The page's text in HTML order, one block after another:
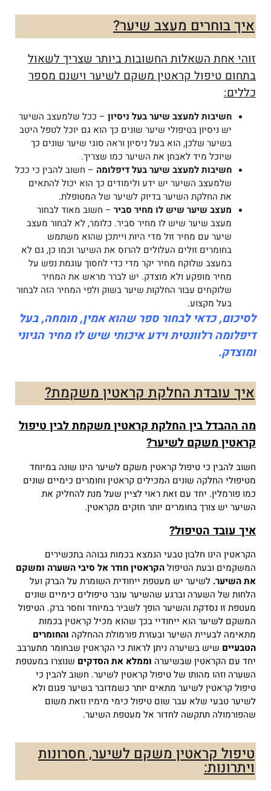
איך בוחרים מעצב שיער?
זוהי אחת השאלות החשובות ביותר שצריך לשאול
בתחום טיפול קראטין משקם לשיער וישנם מספר
כללים:
חשיבות למעצב שיער בעל ניסיון – ככל שלמעצב השיער
יש ניסיון בטיפולי שיער שונים כך הוא גם יוכל לטפל היטב
בשיער שלכן, הוא בעל ניסיון וראה סוגי שיער שונים כך
שיוכל מיד לאבחן את השיער כמו שצריך.
חשיבות למעצב שיער בעל דיפלומה – חשוב להבין כי ככל
שלמעצב השיער יש ידע ולימודים כך הוא יכול להתאים
את החלקת השיער בדיוק לשיער של המטופלת.
מעצב שיער שיש לו מחיר סביר – חשוב מאוד לבחור
מעצב שיער שיש לו מחיר סביר. כלומר, לא לבחור מעצב
שיער עם מחיר זול מדי היות וייתכן שהוא משתמש
בחומרים זולים העלולים להרוס את השיער וכמו כן, גם לא
במעצב שלוקח מחיר יקר מדי כדי לחסוך עוגמת נפש על
מחיר מופקע ולא מוצדק. יש לברר מראש את המחיר
שלוקחים עבור החלקות שיער בשוק ולפי המחיר הזה לבחור
בעל מקצוע.
לסיכום, כדאי לבחור ספר שהוא אמין, מומחה, בעל
דיפלומה רלוונטית וידע איכותי שיש לו מחיר הגיוני
ומוצדק.
איך עובדת החלקת קראטין משקמת?
מה ההבדל בין החלקת קראטין משקמת לבין טיפול
קראטין משקם לשיער?
חשוב להבין כי טיפול קראטין משקם לשיער הינו שונה במיוחד
מטיפולי החלקה שונים המכילים קראטין וחומרים כימיים שונים
כמו פורמלין. יחד עם זאת ראוי לציין שעל מנת להחליק את
השיער יש צורך בחומרים יותר חזקים מקראטין.
איך עובד הטיפול?
הקראטין הינו חלבון טבעי הנמצא בכמות גבוהה בתכשירים
המשקמים ובעת הטיפולהקראטין חודר אל סיבי השערה ומשקם
את השיער. לשיער יש מעטפת ייחודית השומרת על הברק ועל
הלחות של השערה וברגע שהשיער עובר טיפולים כימיים שונים
מעטפת זו נסדקת והשיער הופך לשביר במיוחד וחסר ברק. הטיפול
המשקם לשיער הוא ייחודיי בכך שהוא מכיל קראטין בכמות
מתאימה לבעיית השיער ובעזרת פורמולת ההחלקה והחומרים
הטבעיים שיש בשיערה ניתן לראות כי הקראטין שבחומר מתערבב
יחד עם הקראטין שבשיערה וממלא את הסדקים שנוצרו במעטפת
השערה וזהו מהותו של טיפול קראטין לשיער. חשוב להבין כי
טיפול קראטין לשיער מתאים יותר כשמדובר בשיער פגום ולא
לשיער טבעי שלא עבר שום טיפול כימי מימיו וזאת משום
שהפורמולה תתקשה לחדור אל מעטפת השיער.
טיפול קראטין משקם לשיער, חסרונות
ויתרונות: